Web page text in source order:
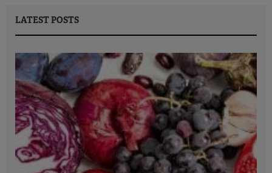
LATEST POSTS